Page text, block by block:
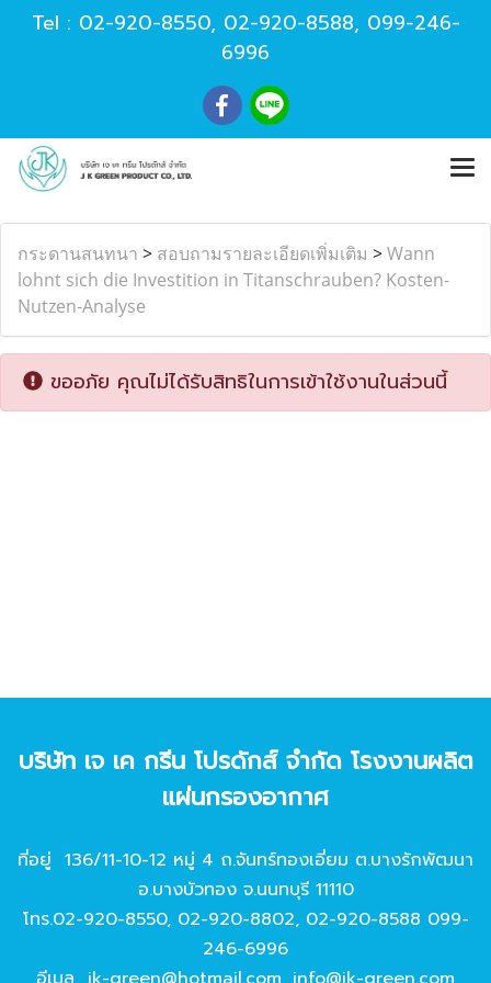
Tel : 02-920-8550, 02-920-8588, 099-246-
6996
กระดานสนทนา > สอบถามรายละเอียดเพิ่มเติม >Wann
lohnt sich die Investition in Titanschrauben? Kosten-
Nutzen-Analyse
ขออภัย คุณไม่ได้รับสิทธิในการเข้าใช้งานในส่วนนี้
บริษัท เจ เค กรีน โปรดักส์ จํากัด โรงงานผลิต
แผ่นกรองอากาศ
ที่อยู่ 136/11-10-12 หมู่ 4 ถ.จันทร์ทองเอี่ยม ต.บางรักพัฒนา
อ.บางบัวทอง จ.นนทบุรี 11110
โทร.02-920-8550, 02-920-8802, 02-920-8588 099-
246-6996